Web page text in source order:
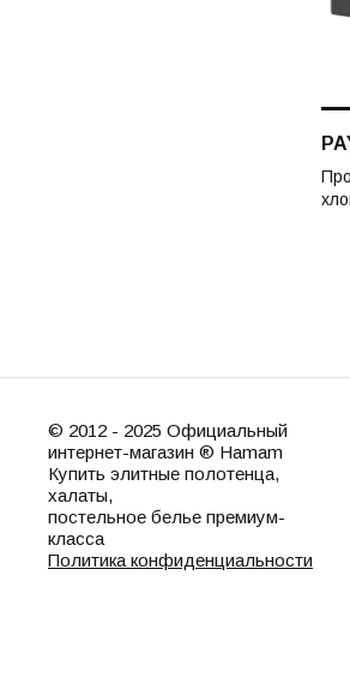
© 2012 - 2025 Официальный
интернет-магазин ® Hamam
Купить элитные полотенца,
халаты,
постельное белье премиум-
класса
Политика конфиденциальности